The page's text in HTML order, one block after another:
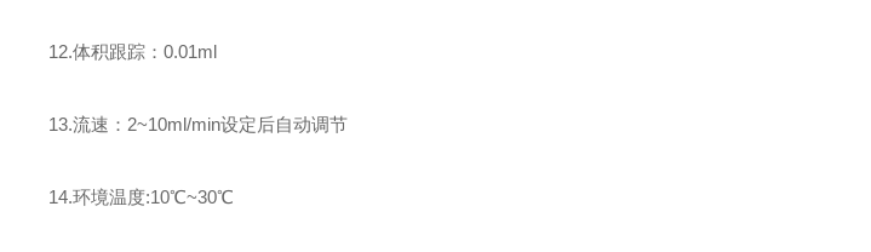
12.体积跟踪：0.01ml
13.流速：2~10ml/min设定后自动调节
14.环境温度:10℃~30℃